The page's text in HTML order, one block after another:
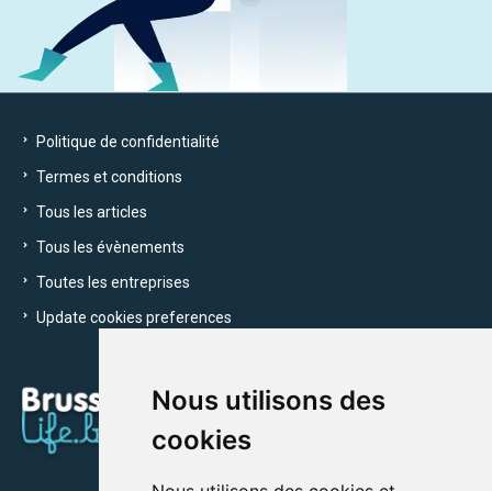
Nous utilisons des
cookies
Politique de confidentialité
Termes et conditions
Tous les articles
Tous les évènements
Toutes les entreprises
Update cookies preferences